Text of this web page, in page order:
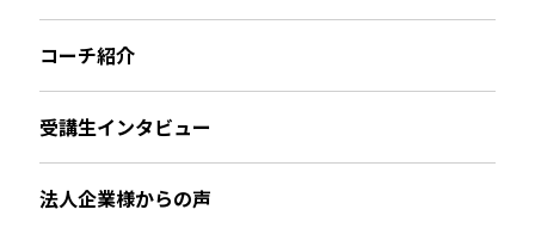
コーチ紹介
受講生インタビュー
法人企業様からの声